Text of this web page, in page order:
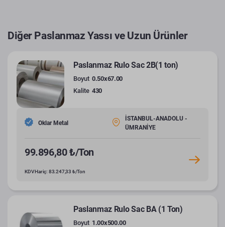
Diğer Paslanmaz Yassı ve Uzun Ürünler
Paslanmaz Rulo Sac 2B(1 ton)
Boyut 0.50x67.00
Kalite 430
Oklar Metal
İSTANBUL-ANADOLU -
ÜMRANİYE
99.896,80 ₺/Ton
KDV Hariç: 83.247,33 ₺/Ton
Paslanmaz Rulo Sac BA (1 Ton)
Boyut 1.00x500.00